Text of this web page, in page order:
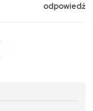
odpowiedź